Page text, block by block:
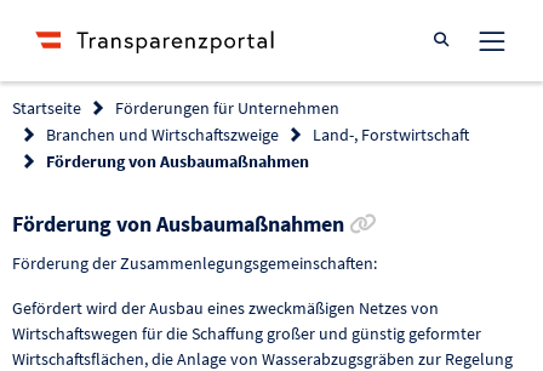
Suche öffnen
Startseite
Förderungen für Unternehmen
Branchen und Wirtschaftszweige
Land-, Forstwirtschaft
Förderung von Ausbaumaßnahmen
Förderung von Ausbaumaßnahmen
Förderung der Zusammenlegungsgemeinschaften:
Gefördert wird der Ausbau eines zweckmäßigen Netzes von
Wirtschaftswegen für die Schaffung großer und günstig geformter
Wirtschaftsflächen, die Anlage von Wasserabzugsgräben zur Regelung